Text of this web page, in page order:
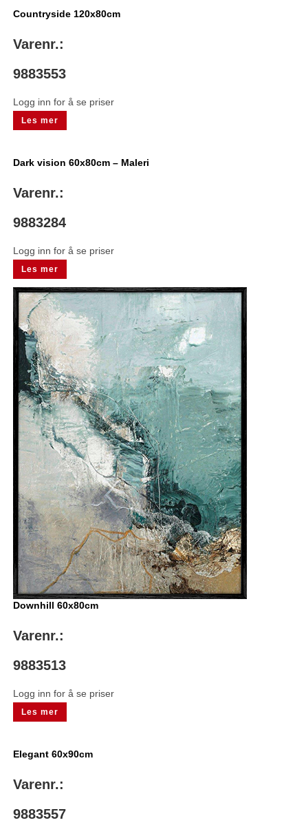
Countryside 120x80cm
Varenr.:
9883553
Logg inn for å se priser
Les mer
Dark vision 60x80cm – Maleri
Varenr.:
9883284
Logg inn for å se priser
Les mer
Downhill 60x80cm
Varenr.:
9883513
Logg inn for å se priser
Les mer
Elegant 60x90cm
Varenr.:
9883557